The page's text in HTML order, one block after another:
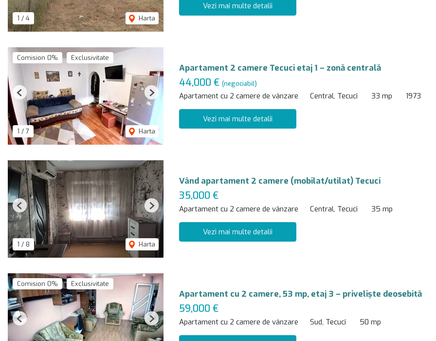
1 / 4 Harta
Vezi mai multe detalii
Comision 0% Exclusivitate
1 / 7 Harta
Previous Next
Apartament 2 camere Tecuci etaj 1 – zonă centrală
44,000 € (negociabil)
Apartament cu 2 camere de vânzare Central, Tecuci 33 mp 1973
Vezi mai multe detalii
1 / 8 Harta
Previous Next
Vând apartament 2 camere (mobilat/utilat) Tecuci
35,000 €
Apartament cu 2 camere de vânzare Central, Tecuci 35 mp
Vezi mai multe detalii
Comision 0% Exclusivitate
Previous Next
Apartament cu 2 camere, 53 mp, etaj 3 – priveliște deosebită
59,000 €
Apartament cu 2 camere de vânzare Sud, Tecuci 50 mp